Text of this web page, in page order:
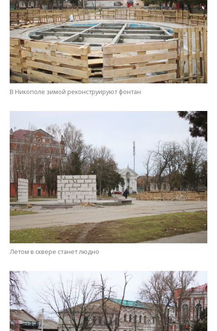
В Никополе зимой реконструируют фонтан
Летом в сквере станет людно